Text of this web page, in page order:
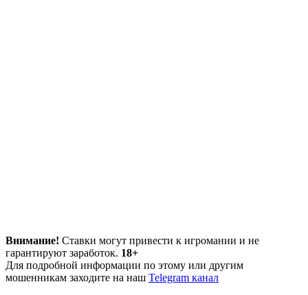
Внимание! Ставки могут привести к игромании и не
гарантируют заработок. 18+
Для подробной информации по этому или другим
мошенникам заходите на наш Telegram канал